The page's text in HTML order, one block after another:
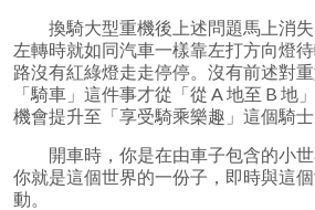
換騎大型重機後上述問題馬上消失
左轉時就如同汽車一樣靠左打方向燈
路沒有紅綠燈走走停停。沒有前述對重
「騎車」這件事才從「從 A 地至 B 地
機會提升至「享受騎乘樂趣」這個騎士
開車時，你是在由車子包含的小世
你就是這個世界的一份子，即時與這
動。